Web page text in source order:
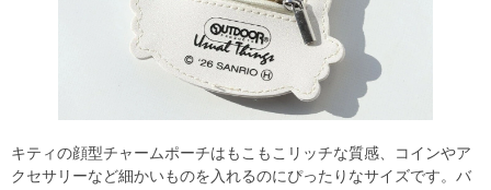
キティの顔型チャームポーチはもこもこリッチな質感、コインやア
クセサリーなど細かいものを入れるのにぴったりなサイズです。バ